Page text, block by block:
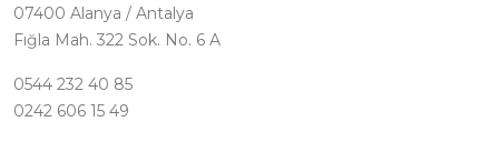
07400 Alanya / Antalya
Fığla Mah. 322 Sok. No. 6 A
0544 232 40 85
0242 606 15 49